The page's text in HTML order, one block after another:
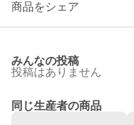
商品をシェア
みんなの投稿
投稿はありません
同じ生産者の商品